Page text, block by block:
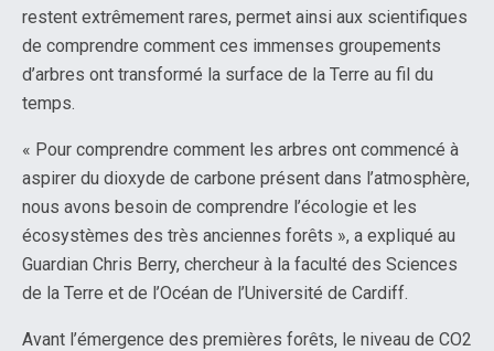
restent extrêmement rares, permet ainsi aux scientifiques
de comprendre comment ces immenses groupements
d’arbres ont transformé la surface de la Terre au fil du
temps.
« Pour comprendre comment les arbres ont commencé à
aspirer du dioxyde de carbone présent dans l’atmosphère,
nous avons besoin de comprendre l’écologie et les
écosystèmes des très anciennes forêts », a expliqué au
Guardian Chris Berry, chercheur à la faculté des Sciences
de la Terre et de l’Océan de l’Université de Cardiff.
Avant l’émergence des premières forêts, le niveau de CO2